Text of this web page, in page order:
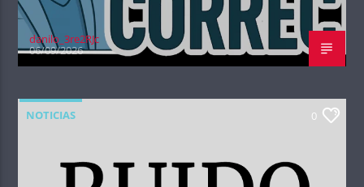
danilo_3re2RJc
06/09/2026
NOTICIAS 0